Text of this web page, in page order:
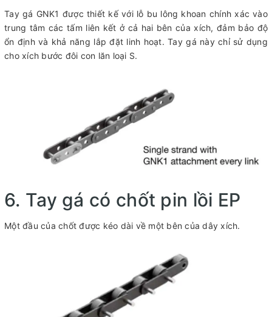
Tay gá GNK1 được thiết kế với lỗ bu lông khoan chính xác vào
trung tâm các tấm liên kết ở cả hai bên của xích, đảm bảo độ
ổn định và khả năng lắp đặt linh hoạt. Tay gá này chỉ sử dụng
cho xích bước đôi con lăn loại S.
6. Tay gá có chốt pin lồi EP
Một đầu của chốt được kéo dài về một bên của dây xích.